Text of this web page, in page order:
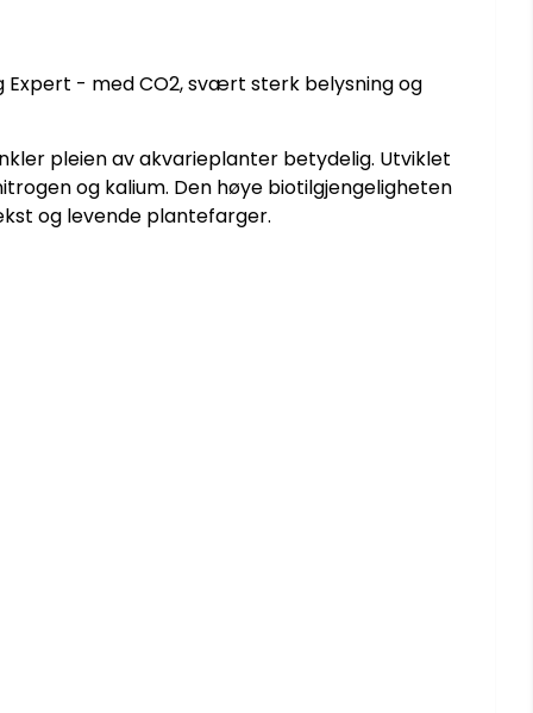
Expert - med CO2, svært sterk belysning og
pleien av akvarieplanter betydelig. Utviklet
og kalium. Den høye biotilgjengeligheten
og levende plantefarger.